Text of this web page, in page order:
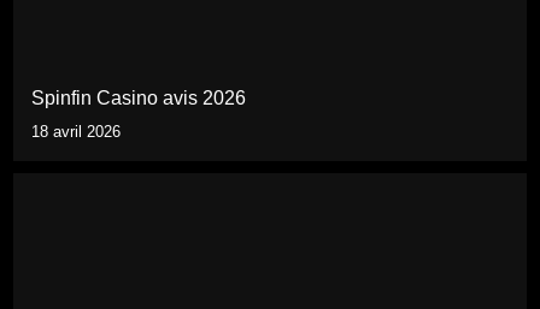
Spinfin Casino avis 2026
18 avril 2026